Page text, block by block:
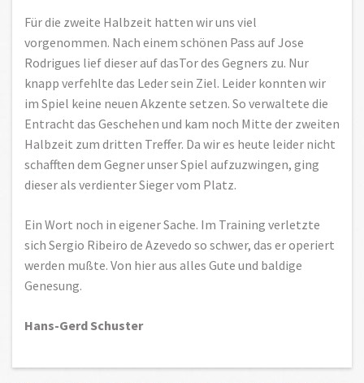
Für die zweite Halbzeit hatten wir uns viel
vorgenommen. Nach einem schönen Pass auf Jose
Rodrigues lief dieser auf dasTor des Gegners zu. Nur
knapp verfehlte das Leder sein Ziel. Leider konnten wir
im Spiel keine neuen Akzente setzen. So verwaltete die
Entracht das Geschehen und kam noch Mitte der zweiten
Halbzeit zum dritten Treffer. Da wir es heute leider nicht
schafften dem Gegner unser Spiel aufzuzwingen, ging
dieser als verdienter Sieger vom Platz.
Ein Wort noch in eigener Sache. Im Training verletzte
sich Sergio Ribeiro de Azevedo so schwer, das er operiert
werden mußte. Von hier aus alles Gute und baldige
Genesung.
Hans-Gerd Schuster